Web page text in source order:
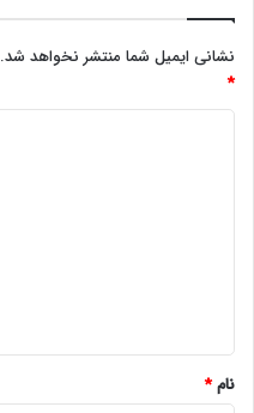
نشانی ایمیل شما منتشر نخواهد شد.
*
نام*